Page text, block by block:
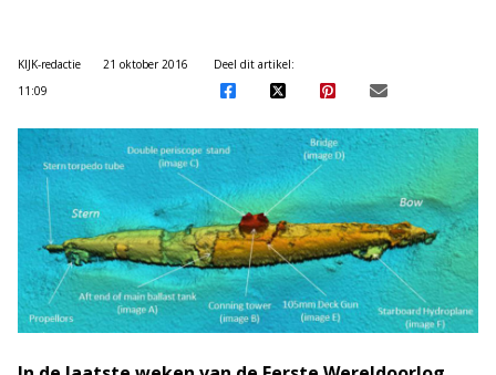
KIJK-redactie
21 oktober 2016
11:09
Deel dit artikel: